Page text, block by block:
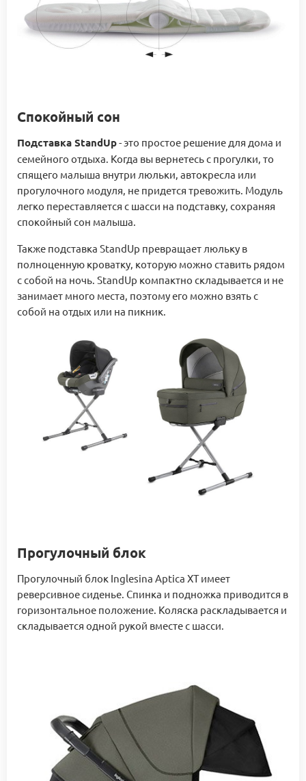
Спокойный сон
Подставка StandUp- это простое решение для дома и
семейного отдыха. Когда вы вернетесь с прогулки, то
спящего малыша внутри люльки, автокресла или
прогулочного модуля, не придется тревожить. Модуль
легко переставляется с шасси на подставку, сохраняя
спокойный сон малыша.
Также подставка StandUp превращает люльку в
полноценную кроватку, которую можно ставить рядом
с собой на ночь. StandUp компактно складывается и не
занимает много места, поэтому его можно взять с
собой на отдых или на пикник.
Прогулочный блок
Прогулочный блок Inglesina Aptica XT имеет
реверсивное сиденье. Спинка и подножка приводится в
горизонтальное положение. Коляска раскладывается и
складывается одной рукой вместе с шасси.